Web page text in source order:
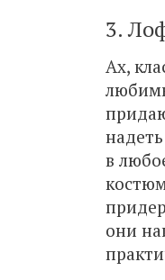
3.
Ах,
в
они